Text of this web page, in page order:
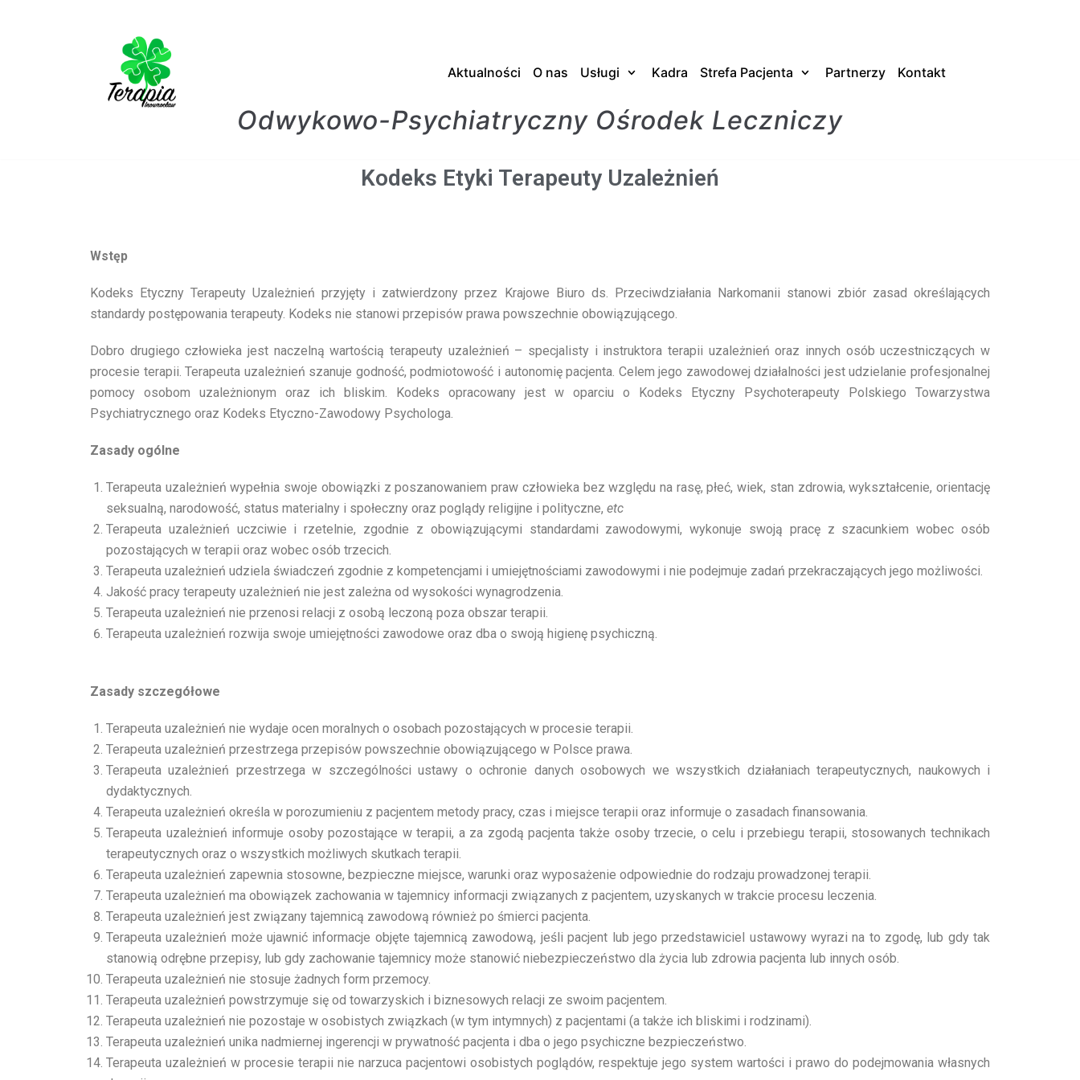
Aktualności O nas Usługi Kadra Strefa Pacjenta Partnerzy Kontakt
Odwykowo-Psychiatryczny Ośrodek Leczniczy
Kodeks Etyki Terapeuty Uzależnień
Wstęp
Kodeks Etyczny Terapeuty Uzależnień przyjęty i zatwierdzony przez Krajowe Biuro ds. Przeciwdziałania Narkomanii stanowi zbiór zasad określających
standardy postępowania terapeuty. Kodeks nie stanowi przepisów prawa powszechnie obowiązującego.
Dobro drugiego człowieka jest naczelną wartością terapeuty uzależnień – specjalisty i instruktora terapii uzależnień oraz innych osób uczestniczących w
procesie terapii. Terapeuta uzależnień szanuje godność, podmiotowość i autonomię pacjenta. Celem jego zawodowej działalności jest udzielanie profesjonalnej
pomocy osobom uzależnionym oraz ich bliskim. Kodeks opracowany jest w oparciu o Kodeks Etyczny Psychoterapeuty Polskiego Towarzystwa
Psychiatrycznego oraz Kodeks Etyczno-Zawodowy Psychologa.
Zasady ogólne
Terapeuta uzależnień wypełnia swoje obowiązki z poszanowaniem praw człowieka bez względu na rasę, płeć, wiek, stan zdrowia, wykształcenie, orientację
seksualną, narodowość, status materialny i społeczny oraz poglądy religijne i polityczne, etc
Terapeuta uzależnień uczciwie i rzetelnie, zgodnie z obowiązującymi standardami zawodowymi, wykonuje swoją pracę z szacunkiem wobec osób
pozostających w terapii oraz wobec osób trzecich.
Terapeuta uzależnień udziela świadczeń zgodnie z kompetencjami i umiejętnościami zawodowymi i nie podejmuje zadań przekraczających jego możliwości.
Jakość pracy terapeuty uzależnień nie jest zależna od wysokości wynagrodzenia.
Terapeuta uzależnień nie przenosi relacji z osobą leczoną poza obszar terapii.
Terapeuta uzależnień rozwija swoje umiejętności zawodowe oraz dba o swoją higienę psychiczną.
Zasady szczegółowe
Terapeuta uzależnień nie wydaje ocen moralnych o osobach pozostających w procesie terapii.
Terapeuta uzależnień przestrzega przepisów powszechnie obowiązującego w Polsce prawa.
Terapeuta uzależnień przestrzega w szczególności ustawy o ochronie danych osobowych we wszystkich działaniach terapeutycznych, naukowych i
dydaktycznych.
Terapeuta uzależnień określa w porozumieniu z pacjentem metody pracy, czas i miejsce terapii oraz informuje o zasadach finansowania.
Terapeuta uzależnień informuje osoby pozostające w terapii, a za zgodą pacjenta także osoby trzecie, o celu i przebiegu terapii, stosowanych technikach
terapeutycznych oraz o wszystkich możliwych skutkach terapii.
Terapeuta uzależnień zapewnia stosowne, bezpieczne miejsce, warunki oraz wyposażenie odpowiednie do rodzaju prowadzonej terapii.
Terapeuta uzależnień ma obowiązek zachowania w tajemnicy informacji związanych z pacjentem, uzyskanych w trakcie procesu leczenia.
Terapeuta uzależnień jest związany tajemnicą zawodową również po śmierci pacjenta.
Terapeuta uzależnień może ujawnić informacje objęte tajemnicą zawodową, jeśli pacjent lub jego przedstawiciel ustawowy wyrazi na to zgodę, lub gdy tak
stanowią odrębne przepisy, lub gdy zachowanie tajemnicy może stanowić niebezpieczeństwo dla życia lub zdrowia pacjenta lub innych osób.
Terapeuta uzależnień nie stosuje żadnych form przemocy.
Terapeuta uzależnień powstrzymuje się od towarzyskich i biznesowych relacji ze swoim pacjentem.
Terapeuta uzależnień nie pozostaje w osobistych związkach (w tym intymnych) z pacjentami (a także ich bliskimi i rodzinami).
Terapeuta uzależnień unika nadmiernej ingerencji w prywatność pacjenta i dba o jego psychiczne bezpieczeństwo.
Terapeuta uzależnień w procesie terapii nie narzuca pacjentowi osobistych poglądów, respektuje jego system wartości i prawo do podejmowania własnych